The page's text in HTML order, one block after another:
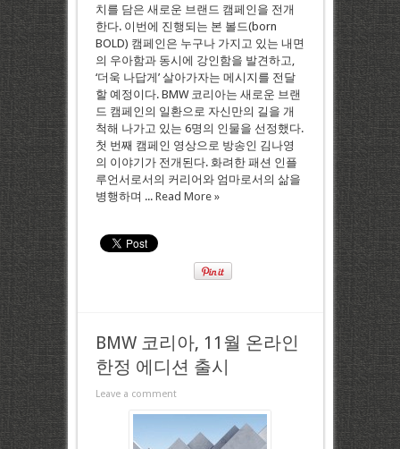
치를 담은 새로운 브랜드 캠페인을 전개
한다. 이번에 진행되는 본 볼드(born
BOLD) 캠페인은 누구나 가지고 있는 내면
의 우아함과 동시에 강인함을 발견하고,
‘더욱 나답게’ 살아가자는 메시지를 전달
할 예정이다. BMW 코리아는 새로운 브랜
드 캠페인의 일환으로 자신만의 길을 개
척해 나가고 있는 6명의 인물을 선정했다.
첫 번째 캠페인 영상으로 방송인 김나영
의 이야기가 전개된다. 화려한 패션 인플
루언서로서의 커리어와 엄마로서의 삶을
병행하며 ... Read More »
BMW 코리아, 11월 온라인
한정 에디션 출시
Leave a comment